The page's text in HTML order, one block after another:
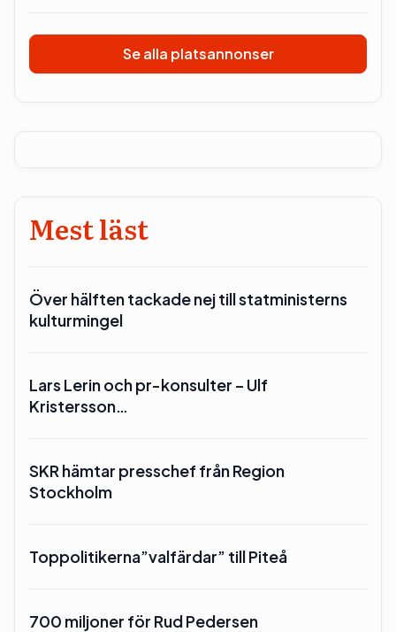
Se alla platsannonser
Mest läst
Över hälften tackade nej till statministerns
kulturmingel
Lars Lerin och pr-konsulter – Ulf
Kristersson…
SKR hämtar presschef från Region
Stockholm
Toppolitikerna”valfärdar” till Piteå
700 miljoner för Rud Pedersen